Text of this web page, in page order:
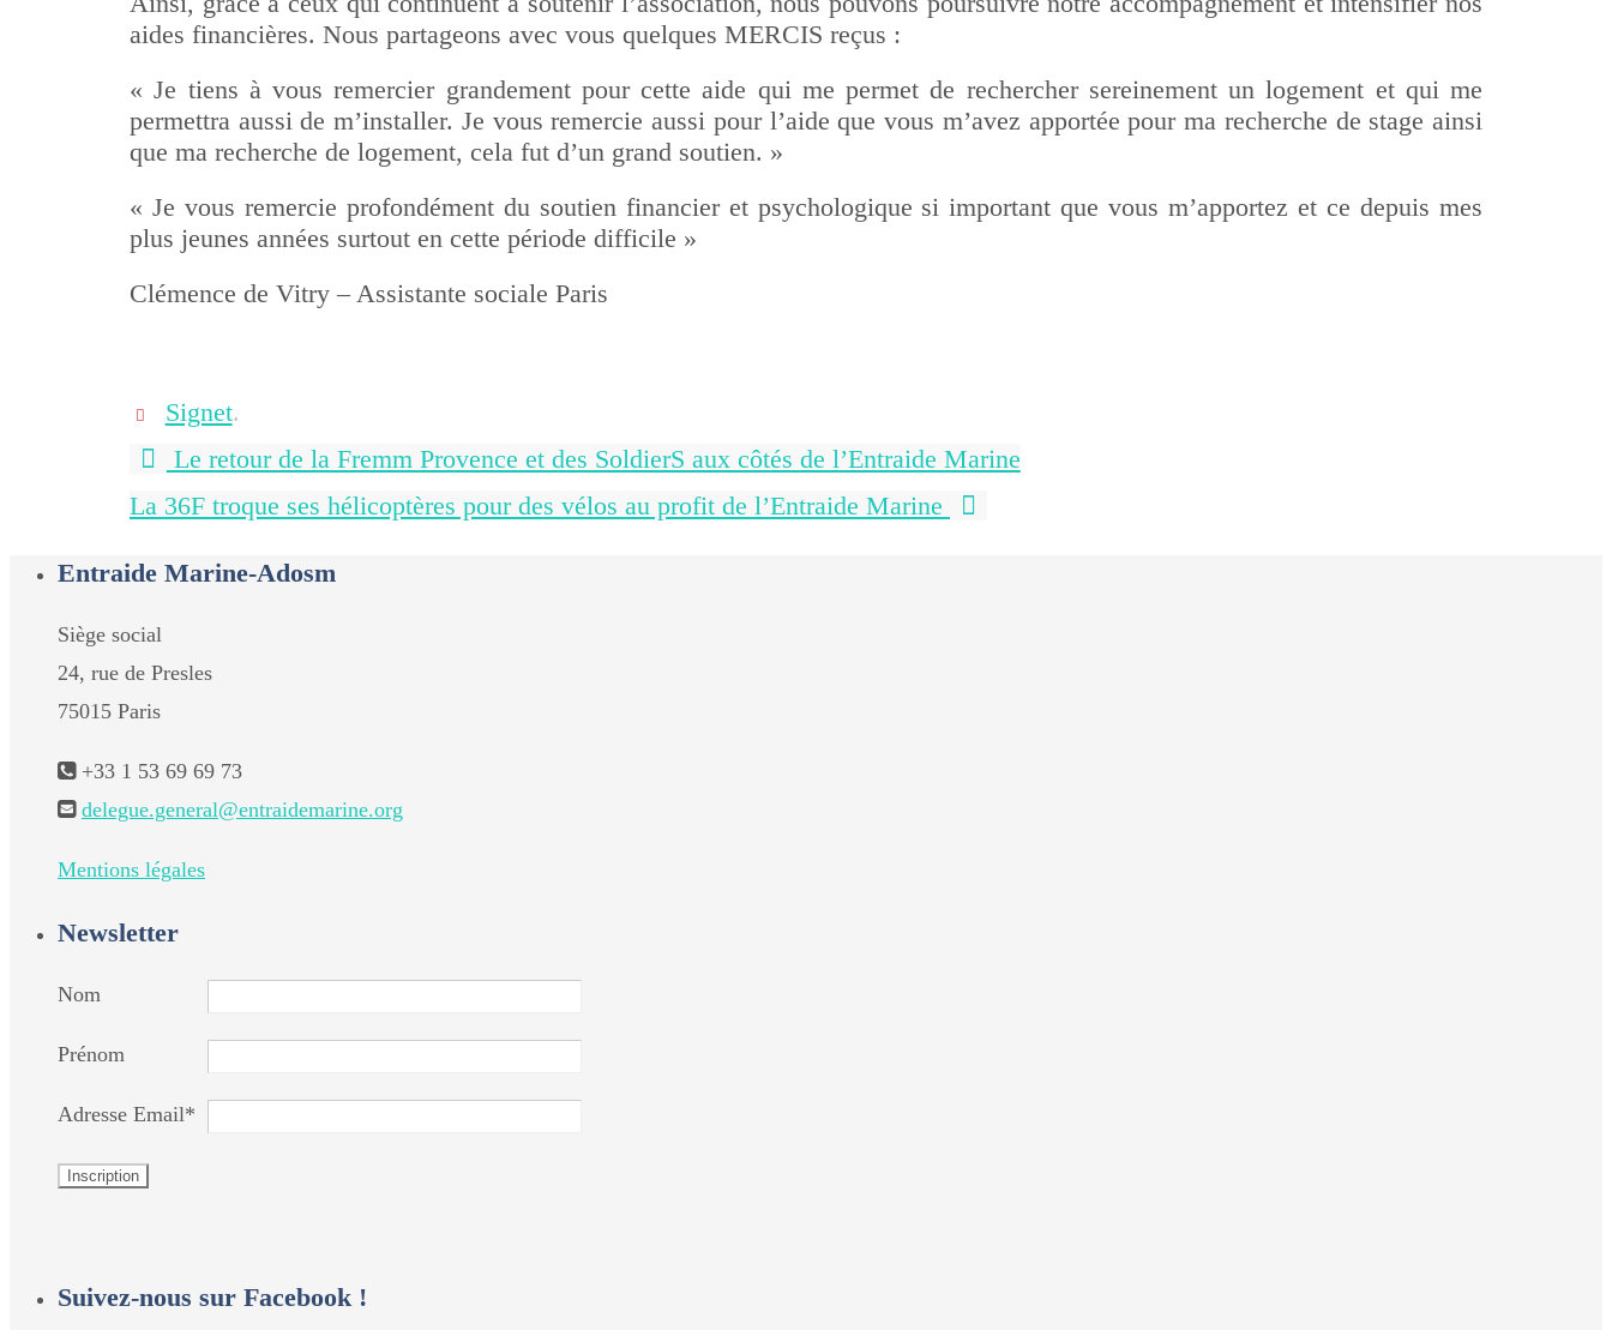
aides financières. Nous partageons avec vous quelques MERCIS reçus :
« Je tiens à vous remercier grandement pour cette aide qui me permet de rechercher sereinement un logement et qui me
permettra aussi de m’installer. Je vous remercie aussi pour l’aide que vous m’avez apportée pour ma recherche de stage ainsi
que ma recherche de logement, cela fut d’un grand soutien. »
« Je vous remercie profondément du soutien financier et psychologique si important que vous m’apportez et ce depuis mes
plus jeunes années surtout en cette période difficile »
Clémence de Vitry – Assistante sociale Paris
Signet.
Le retour de la Fremm Provence et des SoldierS aux côtés de l’Entraide Marine
La 36F troque ses hélicoptères pour des vélos au profit de l’Entraide Marine
Entraide Marine-Adosm
Siège social
24, rue de Presles
75015 Paris
+33 1 53 69 69 73
delegue.general@entraidemarine.org
Mentions légales
Newsletter
Nom
Prénom
Adresse Email*
Suivez-nous sur Facebook !